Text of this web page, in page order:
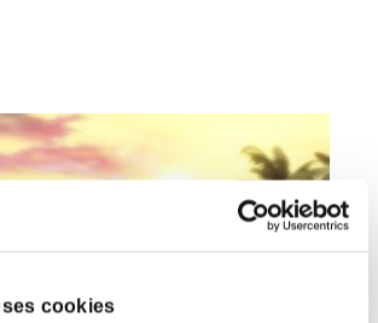
cookies